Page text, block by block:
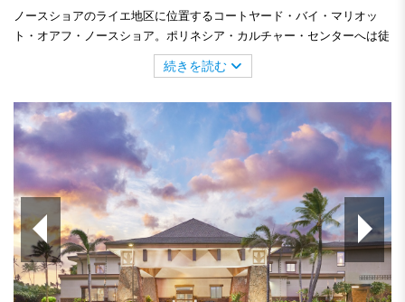
ノースショアのライエ地区に位置するコートヤード・バイ・マリオッ
ト・オアフ・ノースショア。ポリネシア・カルチャー・センターへは徒
歩圏内、またワイメア渓谷やサーフィンのスポットとして有名なサンセ
ットビーチやバンザイ・パイプラインなども程近く、アクティブに過ご
はフィットネスセンターや温水プール、子ども用プールもあり、設備も
充実しています。
続きを読む